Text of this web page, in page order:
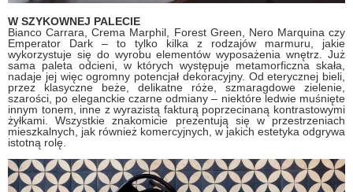
W SZYKOWNEJ PALECIE
Bianco Carrara, Crema Marphil, Forest Green, Nero Marquina czy
Emperator Dark – to tylko kilka z rodzajów marmuru, jakie
wykorzystuje się do wyrobu elementów wyposażenia wnętrz. Już
sama paleta odcieni, w których występuje metamorficzna skała,
nadaje jej więc ogromny potencjał dekoracyjny. Od eterycznej bieli,
przez klasyczne beże, delikatne róże, szmaragdowe zielenie,
szarości, po eleganckie czarne odmiany – niektóre ledwie muśnięte
innym tonem, inne z wyrazistą fakturą poprzecinaną kontrastowymi
żyłkami. Wszystkie znakomicie prezentują się w przestrzeniach
mieszkalnych, jak również komercyjnych, w jakich estetyka odgrywa
istotną rolę.